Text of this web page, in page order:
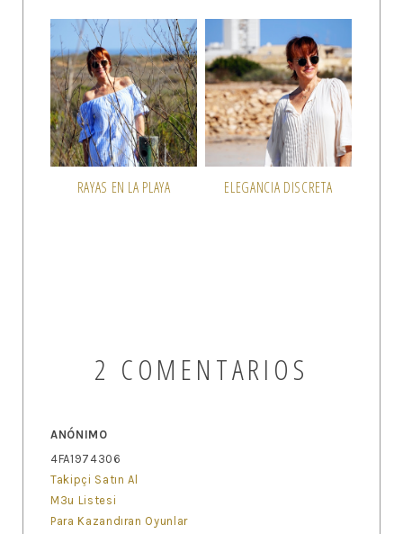
RAYAS EN LA PLAYA ELEGANCIA DISCRETA
2 COMENTARIOS
ANÓNIMO
4FA1974306
Takipçi Satın Al
M3u Listesi
Para Kazandıran Oyunlar